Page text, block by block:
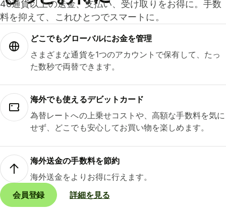
40通貨以上の送金、支払い、受け取りをお得に。手数
料を抑えて、これひとつでスマートに。
どこでもグ⁠ロ⁠ー⁠バ⁠ルにお金を管理
さまざまな通貨を1つのアカウントで保有して、たっ
た数秒で両替できます。
海外でも使えるデビットカード
為替レートへの上乗せコストや、高額な手数料を気に
せず、どこでも安心してお買い物を楽しめます。
海外送金の手数料を節約
海外送金をよりお得に行えます。
会員登録
詳細を見る